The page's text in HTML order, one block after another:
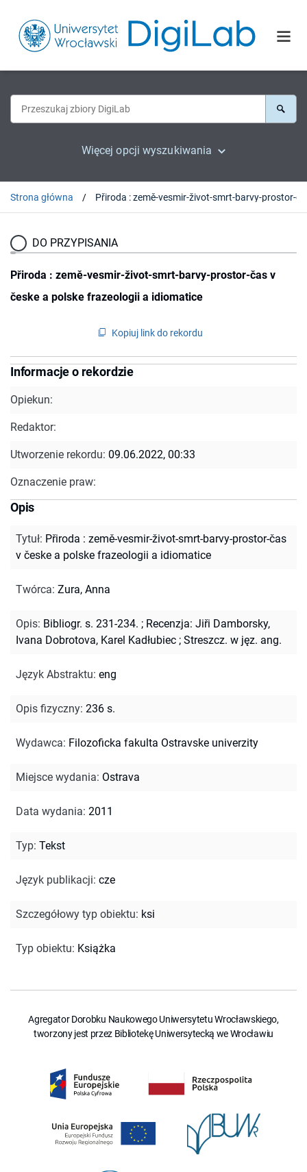
Więcej opcji wyszukiwania
Strona główna
DO PRZYPISANIA
Přiroda : země-vesmir-život-smrt-barvy-prostor-čas v
česke a polske frazeologii a idiomatice
Kopiuj link do rekordu
Informacje o rekordzie
Opiekun:
Redaktor:
Utworzenie rekordu: 09.06.2022, 00:33
Oznaczenie praw:
Opis
Tytuł: Přiroda : země-vesmir-život-smrt-barvy-prostor-čas
v česke a polske frazeologii a idiomatice
Twórca: Zura, Anna
Opis: Bibliogr. s. 231-234. ; Recenzja: Jiři Damborsky,
Ivana Dobrotova, Karel Kadłubiec ; Streszcz. w jęz. ang.
Język Abstraktu: eng
Opis fizyczny: 236 s.
Wydawca: Filozoficka fakulta Ostravske univerzity
Miejsce wydania: Ostrava
Data wydania: 2011
Typ: Tekst
Język publikacji: cze
Szczegółowy typ obiektu: ksi
Typ obiektu: Książka
Agregator Dorobku Naukowego Uniwersytetu Wrocławskiego,
tworzony jest przez Bibliotekę Uniwersytecką we Wrocławiu